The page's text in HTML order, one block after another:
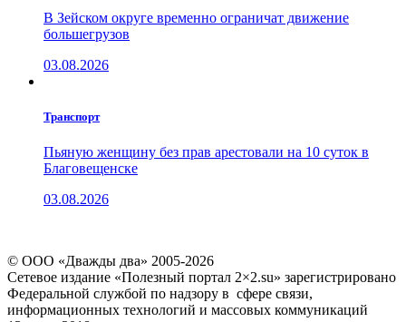
В Зейском округе временно ограничат движение
большегрузов
03.08.2026
Транспорт
Пьяную женщину без прав арестовали на 10 суток в
Благовещенске
03.08.2026
© ООО «Дважды два» 2005-2026
Сетевое издание «Полезный портал 2×2.su» зарегистрировано
Федеральной службой по надзору в сфере связи,
информационных технологий и массовых коммуникаций